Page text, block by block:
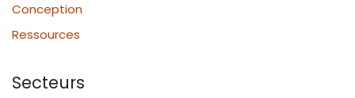
Conception
Ressources
Secteurs